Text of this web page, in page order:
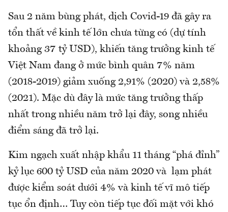
Sau 2 năm bùng phát, dịch Covid-19 đã gây ra
tổn thất về kinh tế lớn chưa từng có (dự tính
khoảng 37 tỷ USD), khiến tăng trưởng kinh tế
Việt Nam đang ở mức bình quân 7% năm
(2018-2019) giảm xuống 2,91% (2020) và 2,58%
(2021). Mặc dù đây là mức tăng trưởng thấp
nhất trong nhiều năm trở lại đây, song nhiều
điểm sáng đã trở lại.
Kim ngạch xuất nhập khẩu 11 tháng “phá đỉnh”
kỷ lục 600 tỷ USD của năm 2020 và lạm phát
được kiểm soát dưới 4% và kinh tế vĩ mô tiếp
tục ổn định… Tuy còn tiếp tục đối mặt với khó